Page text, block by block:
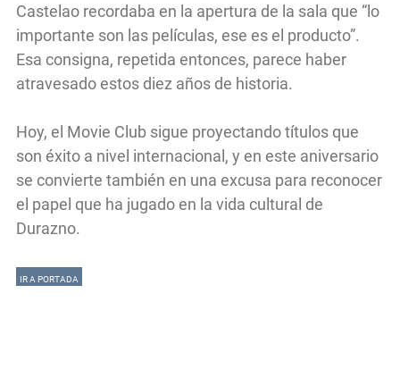
Castelao recordaba en la apertura de la sala que “lo
importante son las películas, ese es el producto”.
Esa consigna, repetida entonces, parece haber
atravesado estos diez años de historia.
Hoy, el Movie Club sigue proyectando títulos que
son éxito a nivel internacional, y en este aniversario
se convierte también en una excusa para reconocer
el papel que ha jugado en la vida cultural de
Durazno.
IR A PORTADA